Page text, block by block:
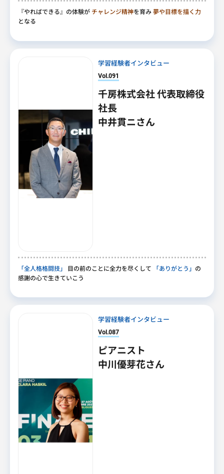
『やればできる』の体験が チャレンジ精神を育み夢や目標を描く力
となる
学習経験者インタビュー
Vol.091
千房株式会社 代表取締役
社長
中井貫ニさん
「全人格格闘技」 目の前のことに全力を尽くして 「ありがとう」 の
感謝の心で生きていこう
学習経験者インタビュー
Vol.087
ピアニスト
中川優芽花さん